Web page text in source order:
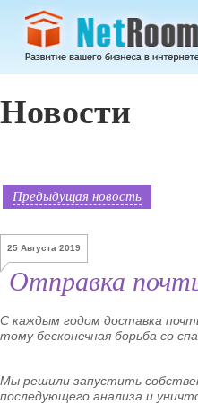
Новости
Предыдущая новость
25 Августа 2019
Отправка
С каждым годом доставка
тому бесконечная борьба со
Мы решили запустить
последующего анализа и